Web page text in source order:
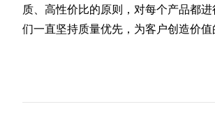
质、高性价比的原则，对每个产品都
们一直坚持质量优先，为客户创造价